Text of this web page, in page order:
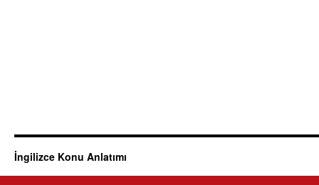
İngilizce Konu Anlatımı